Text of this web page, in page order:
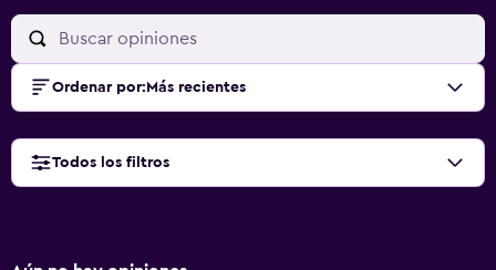
Ordenar por: Más recientes
Todos los filtros